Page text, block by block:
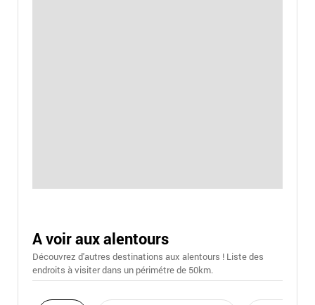
A voir aux alentours
Découvrez d'autres destinations aux alentours ! Liste des
endroits à visiter dans un périmétre de 50km.